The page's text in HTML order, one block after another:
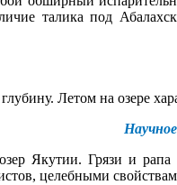
талика под
Летом на озере
Якутии. Грязи и
целебными